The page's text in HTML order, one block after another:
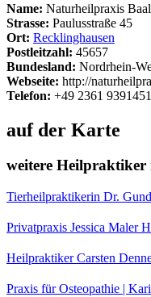
Name: Naturheilpraxis Baal
Strasse: Paulusstraße 45
Ort: Recklinghausen
Postleitzahl: 45657
Bundesland: Nordrhein-
Webseite: http://
Telefon: +49 2361 9391451
auf der Karte
weitere Heilpraktiker
Tierheilpraktikerin Dr.
Privatpraxis Jessica Maler
Heilpraktiker Carsten
Praxis für Osteopathie |